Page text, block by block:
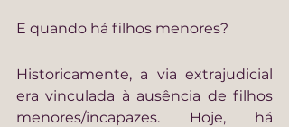
E quando há filhos menores?
Historicamente, a via extrajudicial
era vinculada à ausência de filhos
menores/incapazes. Hoje, há